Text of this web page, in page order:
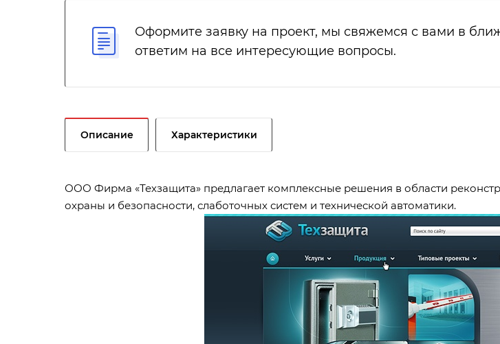
Оформите заявку на проект, мы свяжемся с вами в
ответим на все интересующие вопросы.
Описание Характеристики
ООО Фирма «Техзащита» предлагает комплексные решения в области
охраны и безопасности, слаботочных систем и технической автоматики.